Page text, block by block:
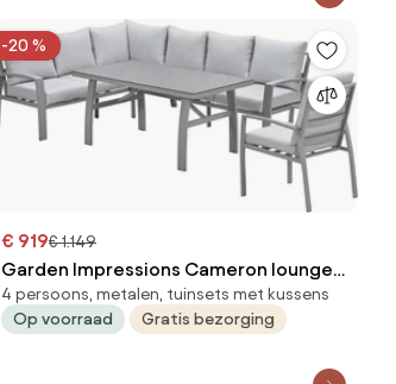
-20 %
€ 919€ 1.149
Garden Impressions Cameron lounge
dining set 4-delig links incl stoel -
taupe
4 persoons, metalen, tuinsets met kussens
Op voorraad
Gratis bezorging